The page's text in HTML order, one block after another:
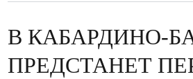
В КАБАРДИНО-
ПРЕДСТАНЕТ